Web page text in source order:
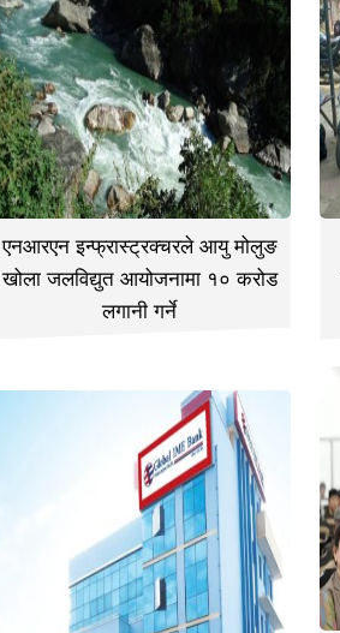
एनआरएन इन्फ्रास्ट्रक्चरले आयु मोलुङ
खोला जलविद्युत आयोजनामा १० करोड
लगानी गर्ने